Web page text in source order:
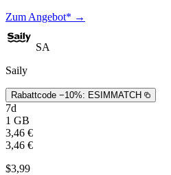
Zum Angebot* →
SA
Saily
Rabattcode −10%: ESIMMATCH
7d
1 GB
3,46 €
3,46 €
$3,99